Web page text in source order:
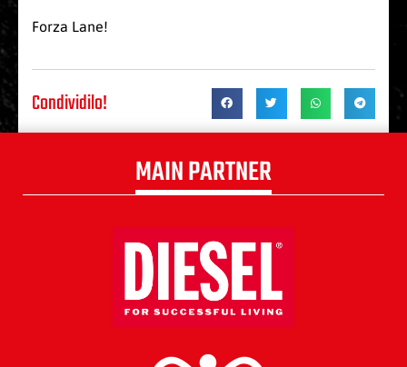
Forza Lane!
Condividilo!
MAIN PARTNER